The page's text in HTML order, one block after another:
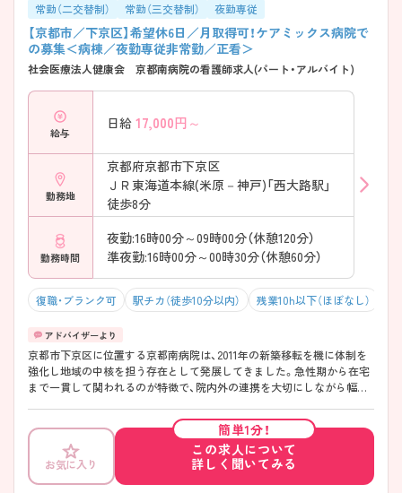
常勤（二交替制） 常勤（三交替制） 夜勤専従
【京都市／下京区】希望休6日／月取得可！ケアミックス病院で
の募集＜病棟／夜勤専従非常勤／正看＞
社会医療法人健康会 京都南病院の看護師求人(パート・アルバイト)
給与
日給 17,000円～
勤務地
京都府京都市下京区
ＪＲ東海道本線(米原－神戸)「西大路駅」
徒歩8分
勤務時間
夜勤:16時00分～09時00分（休憩120分）
準夜勤:16時00分～00時30分（休憩60分）
復職・ブランク可 駅チカ（徒歩10分以内） 残業10h以下（ほぼなし）
京都市下京区に位置する京都南病院は、2011年の新築移転を機に体制を
強化し地域の中核を担う存在として発展してきました。急性期から在宅
まで一貫して関われるのが特徴で、院内外の連携を大切にしながら幅広
やすさにも配慮されています！教育体制も整っており、プリセプター制度
や段階的な育成で経験に不安がある方も安心してスタートしやすい職場
――――――――――――――― 無理なく続けやすい勤務環境が魅力
です。 ・「週35時間勤務」で体力的にも安心 ・終業は16時30分と早め ・有給
お気に入り
簡単1分！
この求人について
詳しく聞いてみる